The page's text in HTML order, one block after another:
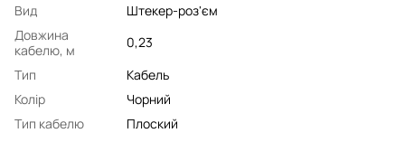
Вид
Штекер-роз'єм
Довжина
кабелю, м
0,23
Тип
Кабель
Колір
Чорний
Тип кабелю
Плоский